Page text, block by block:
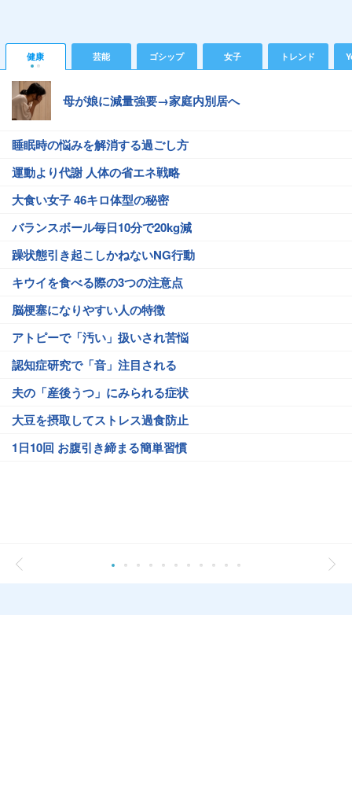
健康 芸能 ゴシップ 女子 トレンド
母が娘に減量強要→家庭内別居へ
睡眠時の悩みを解消する過ごし方
運動より代謝 人体の省エネ戦略
大食い女子 46キロ体型の秘密
バランスボール毎日10分で20kg減
躁状態引き起こしかねないNG行動
キウイを食べる際の3つの注意点
脳梗塞になりやすい人の特徴
アトピーで「汚い」扱いされ苦悩
認知症研究で「音」注目される
夫の「産後うつ」にみられる症状
大豆を摂取してストレス過食防止
1日10回 お腹引き締まる簡単習慣